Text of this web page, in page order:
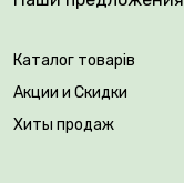
Каталог товарів
Акции и Скидки
Хиты продаж